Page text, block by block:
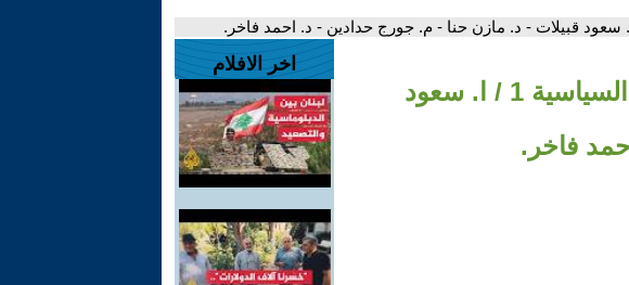
- كيف نتخطى الأزمة - الجلسة السياسية 1 / ا. سعود
فاخر.
اخر الافلام